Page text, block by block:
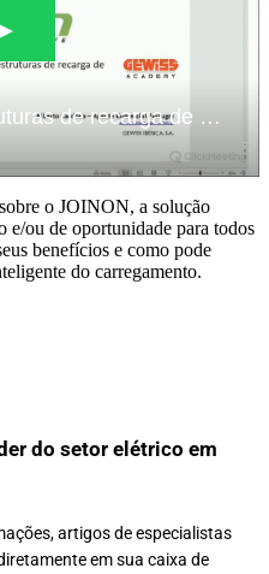
o JOINON, a solução
e/ou de oportunidade para todos
benefícios e como pode
do carregamento.
do setor elétrico em
artigos de especialistas
em sua caixa de